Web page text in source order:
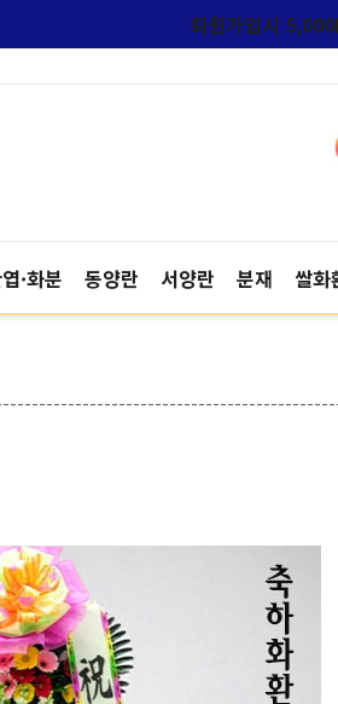
회원가입시
·화분 동양란 서양란 분재 쌀화